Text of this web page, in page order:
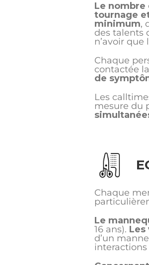
Le nombre
tournage
minimum,
des talents
n’avoir que
Chaque
contactée
de
Les
mesure du
Chaque
Le
16 ans). Les
d’un